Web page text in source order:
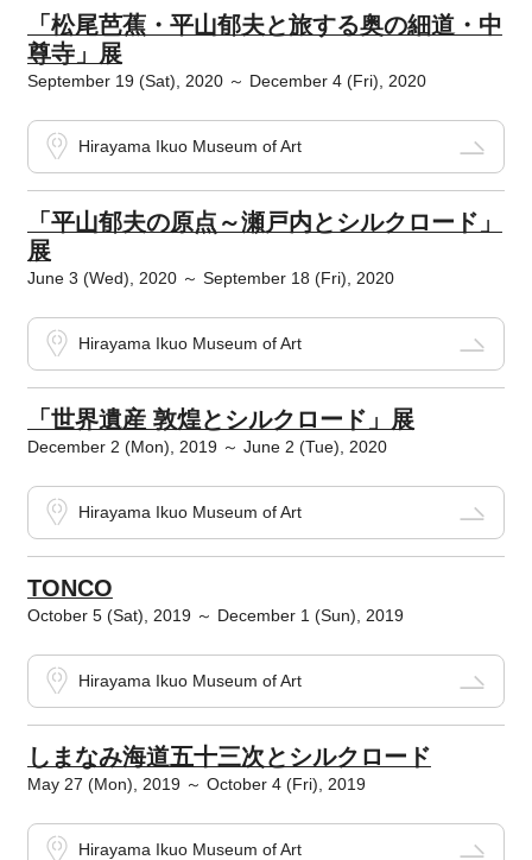
「松尾芭蕉・平山郁夫と旅する奥の細道・中
尊寺」展
September 19 (Sat), 2020 ～ December 4 (Fri), 2020
Hirayama Ikuo Museum of Art
「平山郁夫の原点～瀬戸内とシルクロード」
展
June 3 (Wed), 2020 ～ September 18 (Fri), 2020
Hirayama Ikuo Museum of Art
「世界遺産 敦煌とシルクロード」展
December 2 (Mon), 2019 ～ June 2 (Tue), 2020
Hirayama Ikuo Museum of Art
TONCO
October 5 (Sat), 2019 ～ December 1 (Sun), 2019
Hirayama Ikuo Museum of Art
しまなみ海道五十三次とシルクロード
May 27 (Mon), 2019 ～ October 4 (Fri), 2019
Hirayama Ikuo Museum of Art